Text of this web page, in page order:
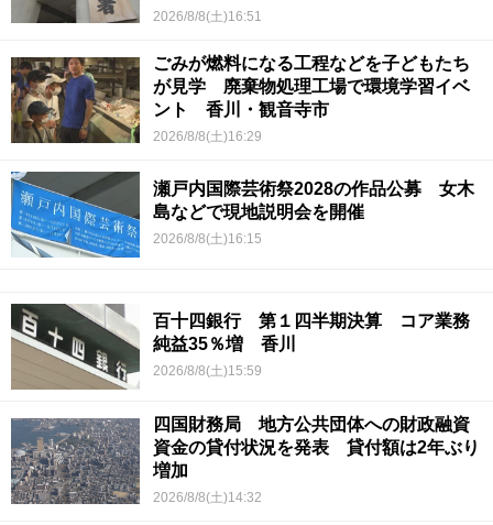
2026/8/8(土)16:51
ごみが燃料になる工程などを子どもたち
が見学 廃棄物処理工場で環境学習イベ
ント 香川・観音寺市
2026/8/8(土)16:29
瀬戸内国際芸術祭2028の作品公募 女木
島などで現地説明会を開催
2026/8/8(土)16:15
百十四銀行 第１四半期決算 コア業務
純益35％増 香川
2026/8/8(土)15:59
四国財務局 地方公共団体への財政融資
資金の貸付状況を発表 貸付額は2年ぶり
増加
2026/8/8(土)14:32